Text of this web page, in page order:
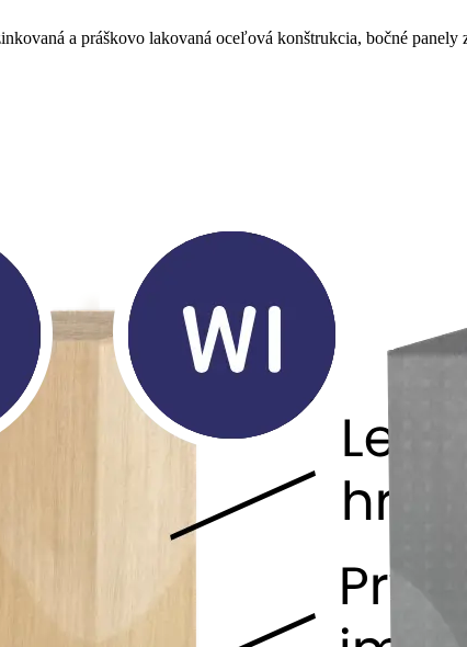
a práškovo lakovaná oceľová konštrukcia, bočné